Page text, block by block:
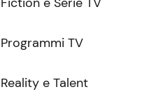
Programmi TV
Reality e Talent